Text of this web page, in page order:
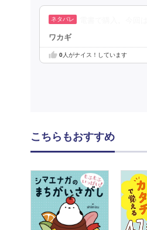
ワカギ
0人がナイス！しています
こちらもおすすめ